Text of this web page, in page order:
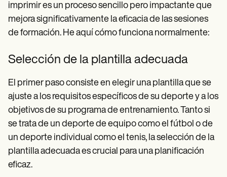
imprimir es un proceso sencillo pero impactante que
mejora significativamente la eficacia de las sesiones
de formación. He aquí cómo funciona normalmente:
Selección de la plantilla adecuada
El primer paso consiste en elegir una plantilla que se
ajuste a los requisitos específicos de su deporte y a los
objetivos de su programa de entrenamiento. Tanto si
se trata de un deporte de equipo como el fútbol o de
un deporte individual como el tenis, la selección de la
plantilla adecuada es crucial para una planificación
eficaz.